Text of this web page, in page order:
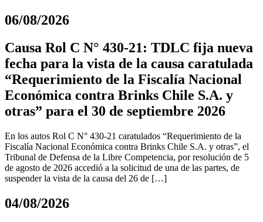
06/08/2026
Causa Rol C N° 430-21: TDLC fija nueva
fecha para la vista de la causa caratulada
“Requerimiento de la Fiscalía Nacional
Económica contra Brinks Chile S.A. y
otras” para el 30 de septiembre 2026
En los autos Rol C N° 430-21 caratulados “Requerimiento de la
Fiscalía Nacional Económica contra Brinks Chile S.A. y otras”, el
Tribunal de Defensa de la Libre Competencia, por resolución de 5
de agosto de 2026 accedió a la solicitud de una de las partes, de
suspender la vista de la causa del 26 de […]
04/08/2026